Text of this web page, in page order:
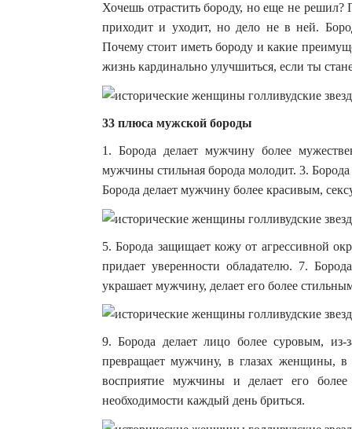
Хочешь отрастить бороду, но еще не
приходит и уходит, но дело не в ней.
Почему стоит иметь бороду и какие
жизнь кардинально улучшиться, если ты
33 плюса мужской бороды
1. Борода делает мужчину более
мужчины стильная борода молодит. 3.
Борода делает мужчину более красивым,
5. Борода защищает кожу от агрессивной
придает уверенности обладателю. 7.
украшает мужчину, делает его более
9. Борода делает лицо более суровым, из-
превращает мужчину, в глазах женщины,
восприятие мужчины и делает его
необходимости каждый день бриться.